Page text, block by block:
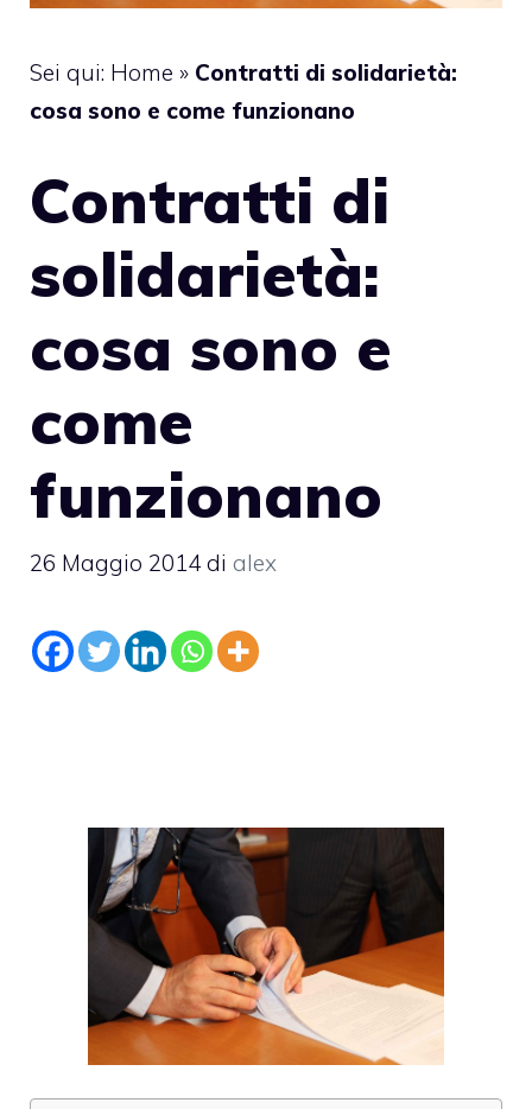
Sei qui: Home » Contratti di solidarietà:
cosa sono e come funzionano
Contratti di
solidarietà:
cosa sono e
come
funzionano
26 Maggio 2014 di alex